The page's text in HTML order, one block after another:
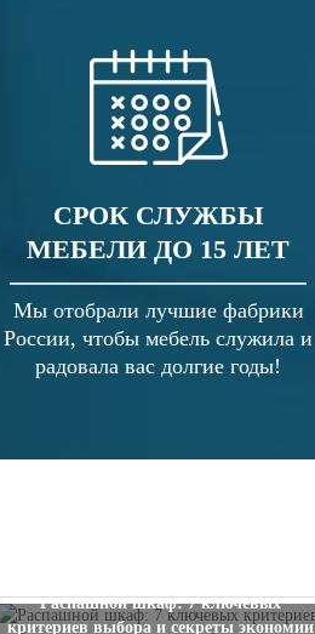
СРОК СЛУЖБЫ
МЕБЕЛИ ДО 15 ЛЕТ
Мы отобрали лучшие фабрики
России, чтобы мебель служила и
радовала вас долгие годы!
Распашной шкаф: 7 ключевых
критериев выбора и секреты экономии